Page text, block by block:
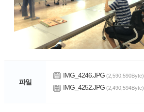
파일
IMG_4246.JPG (2,590,590Byte)
IMG_4252.JPG (2,490,594Byte)